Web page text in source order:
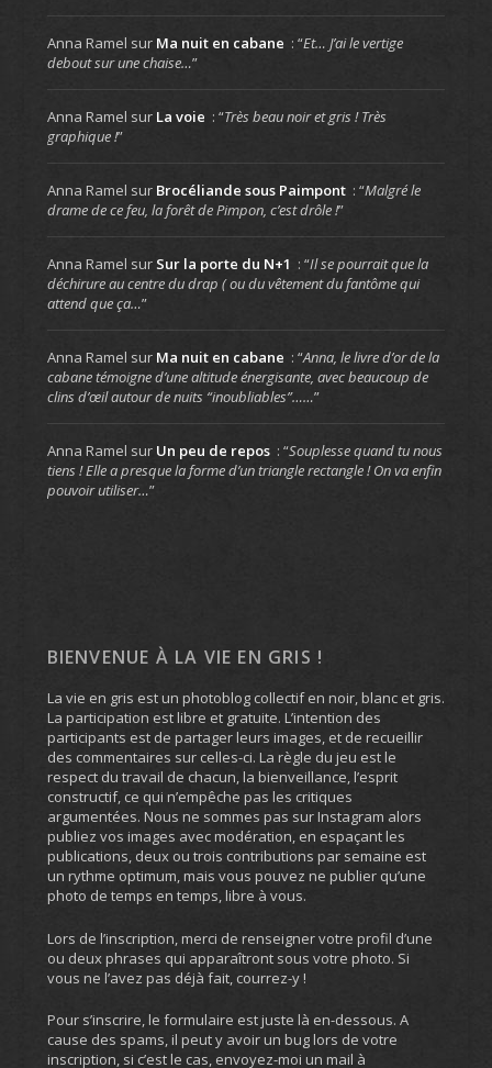
Anna Ramel sur Ma nuit en cabane : “Et… J’ai le vertige
debout sur une chaise…”
Anna Ramel sur La voie : “Très beau noir et gris ! Très
graphique !”
Anna Ramel sur Brocéliande sous Paimpont : “Malgré le
drame de ce feu, la forêt de Pimpon, c’est drôle !”
Anna Ramel sur Sur la porte du N+1 : “Il se pourrait que la
déchirure au centre du drap ( ou du vêtement du fantôme qui
attend que ça…”
Anna Ramel sur Ma nuit en cabane : “Anna, le livre d’or de la
cabane témoigne d’une altitude énergisante, avec beaucoup de
clins d’œil autour de nuits “inoubliables”……”
Anna Ramel sur Un peu de repos : “Souplesse quand tu nous
tiens ! Elle a presque la forme d’un triangle rectangle ! On va enfin
pouvoir utiliser…”
BIENVENUE À LA VIE EN GRIS !
La vie en gris est un photoblog collectif en noir, blanc et gris.
La participation est libre et gratuite. L’intention des
participants est de partager leurs images, et de recueillir
des commentaires sur celles-ci. La règle du jeu est le
respect du travail de chacun, la bienveillance, l’esprit
constructif, ce qui n’empêche pas les critiques
argumentées. Nous ne sommes pas sur Instagram alors
publiez vos images avec modération, en espaçant les
publications, deux ou trois contributions par semaine est
un rythme optimum, mais vous pouvez ne publier qu’une
photo de temps en temps, libre à vous.
Lors de l’inscription, merci de renseigner votre profil d’une
ou deux phrases qui apparaîtront sous votre photo. Si
vous ne l’avez pas déjà fait, courrez-y !
Pour s’inscrire, le formulaire est juste là en-dessous. A
cause des spams, il peut y avoir un bug lors de votre
inscription, si c’est le cas, envoyez-moi un mail à